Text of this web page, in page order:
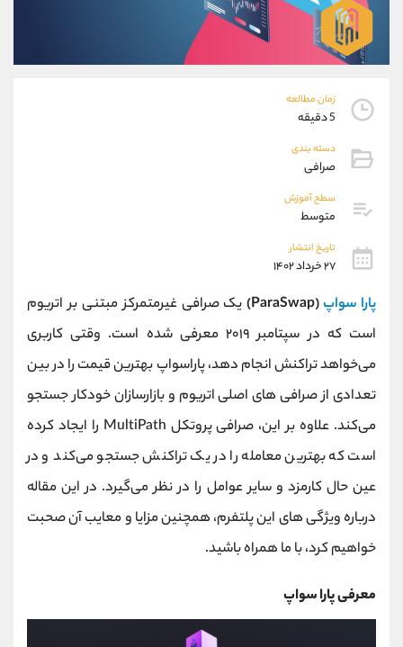
زمان مطالعه
5 دقیقه
دسته بندی
صرافی
سطح آموزش
متوسط
تاریخ انتشار
۲۷ خرداد ۱۴۰۲
پارا سواپ(ParaSwap)
یک صرافی غیرمتمرکز مبتنی بر اتریوم
است که در سپتامبر ۲۰۱۹ معرفی شده است. وقتی کاربری
می‌خواهد تراکنش انجام دهد، پاراسواپ بهترین قیمت را در بین
تعدادی از صرافی‌ های اصلی اتریوم و بازارسازان خودکار جستجو
می‌کند. علاوه بر این، صرافی پروتکل MultiPath را ایجاد کرده
است که بهترین معامله را در یک تراکنش جستجو می‌کند و در
عین حال کارمزد و سایر عوامل را در نظر می‌گیرد. در این مقاله
درباره ویژگی های این پلتفرم، همچنین مزایا و معایب آن صحبت
خواهیم کرد، با ما همراه باشید.
معرفی پارا سواپ
واتساپ
تلگرام
پشتیبان فروش
موبایل
واتساپ
داخلی
اطلاعات تماس (دفتر فروش)
تلفن 021-22021030
بدون پیش شماره 90001030
اینستاگرام @alireza.mehrabii
کانال تلگرام @alirezamehrabi_com